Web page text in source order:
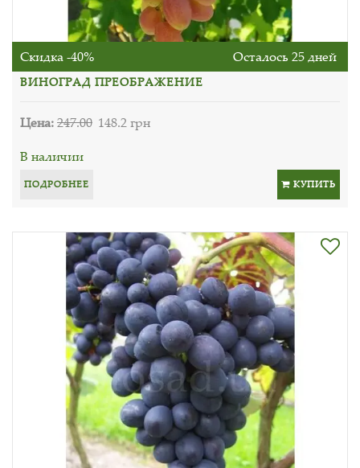
Скидка -40% Осталось 25 дней
ВИНОГРАД ПРЕОБРАЖЕНИЕ
Цена:247.00 148.2 грн
В наличии
ПОДРОБНЕЕ КУПИТЬ